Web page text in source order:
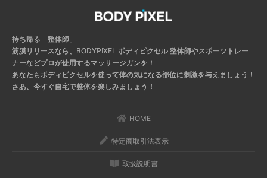
持ち帰る「整体師」
筋膜リリースなら、BODYPIXEL ボディピクセル 整体師やスポーツトレー
ナーなどプロが使用するマッサージガンを！
あなたもボディピクセルを使って体の気になる部位に刺激を与えましょう！
さあ、今すぐ自宅で整体を楽しみましょう！
HOME
特定商取引法表示
取扱説明書